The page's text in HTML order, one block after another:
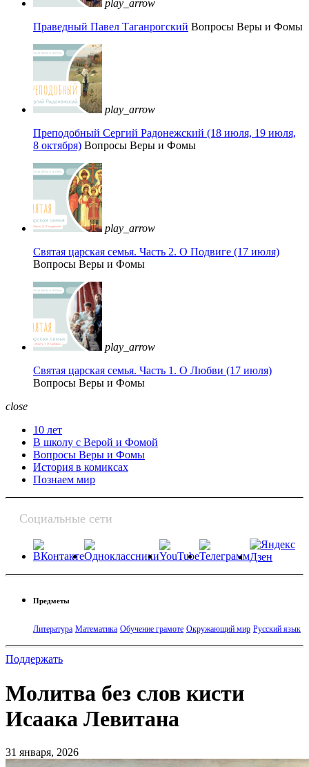
play_arrow
Праведный Павел Таганрогский Вопросы Веры и Фомы
play_arrow
Преподобный Сергий Радонежский (18 июля, 19 июля,
8 октября) Вопросы Веры и Фомы
play_arrow
Святая царская семья. Часть 2. О Подвиге (17 июля)
Вопросы Веры и Фомы
play_arrow
Святая царская семья. Часть 1. О Любви (17 июля)
Вопросы Веры и Фомы
close
10 лет
В школу с Верой и Фомой
Вопросы Веры и Фомы
История в комиксах
Познаем мир
Социальные сети
Предметы
Литература Математика Обучение грамоте Окружающий мир Русский язык
Поддержать
Молитва без слов кисти
Исаака Левитана
31 января, 2026